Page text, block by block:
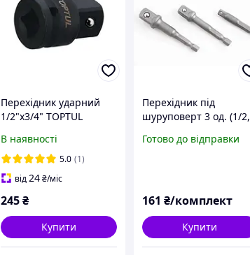
Перехідник ударний
1/2"х3/4" TOPTUL
В наявності
5.0 (1)
від24₴/міс
245₴
Купити
Перехідник під
шуруповерт 3 од. (1/2,
Готово до відправки
161 ₴/комплект
Купити